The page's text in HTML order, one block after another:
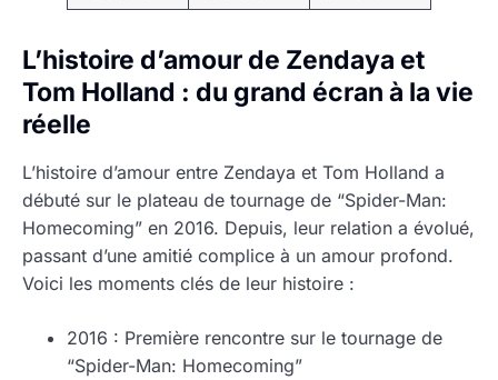
L’histoire d’amour de Zendaya et
Tom Holland : du grand écran à la vie
réelle
L’histoire d’amour entre Zendaya et Tom Holland a
débuté sur le plateau de tournage de “Spider-Man:
Homecoming” en 2016. Depuis, leur relation a évolué,
passant d’une amitié complice à un amour profond.
Voici les moments clés de leur histoire :
2016 : Première rencontre sur le tournage de
“Spider-Man: Homecoming”